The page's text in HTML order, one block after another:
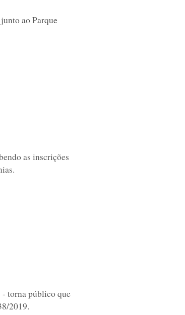
ao Parque
as inscrições
- torna público que
2019.